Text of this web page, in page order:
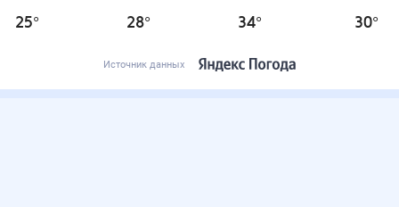
25° 28° 34° 30°
Источник данных